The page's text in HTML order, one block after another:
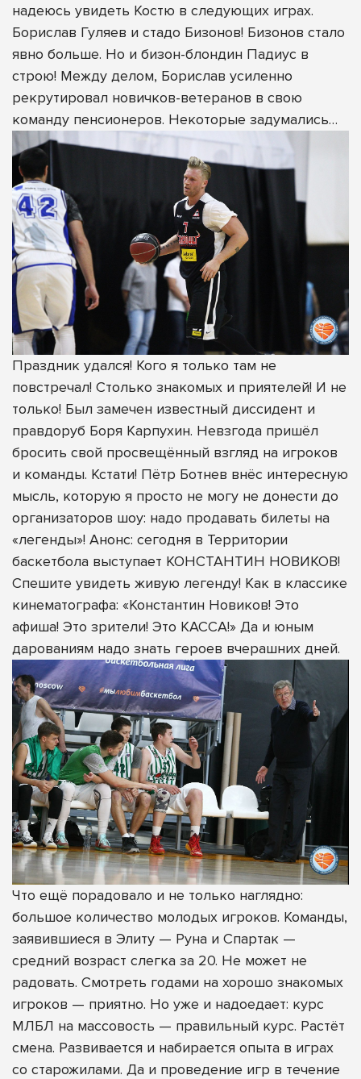
надеюсь увидеть Костю в следующих играх.
Борислав Гуляев и стадо Бизонов! Бизонов стало
явно больше. Но и бизон-блондин Падиус в
строю! Между делом, Борислав усиленно
рекрутировал новичков-ветеранов в свою
команду пенсионеров. Некоторые задумались…
Праздник удался! Кого я только там не
повстречал! Столько знакомых и приятелей! И не
только! Был замечен известный диссидент и
правдоруб Боря Карпухин. Невзгода пришёл
бросить свой просвещённый взгляд на игроков
и команды. Кстати! Пётр Ботнев внёс интересную
мысль, которую я просто не могу не донести до
организаторов шоу: надо продавать билеты на
«легенды»! Анонс: сегодня в Территории
баскетбола выступает КОНСТАНТИН НОВИКОВ!
Спешите увидеть живую легенду! Как в классике
кинематографа: «Константин Новиков! Это
афиша! Это зрители! Это КАССА!» Да и юным
дарованиям надо знать героев вчерашних дней.
Что ещё порадовало и не только наглядно:
большое количество молодых игроков. Команды,
заявившиеся в Элиту — Руна и Спартак —
средний возраст слегка за 20. Не может не
радовать. Смотреть годами на хорошо знакомых
игроков — приятно. Но уже и надоедает: курс
МЛБЛ на массовость — правильный курс. Растёт
смена. Развивается и набирается опыта в играх
со старожилами. Да и проведение игр в течение